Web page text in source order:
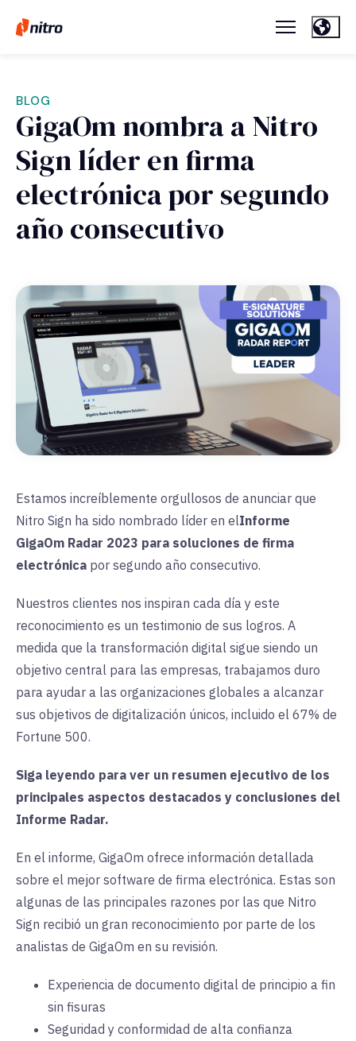
BLOG
GigaOm nombra a Nitro
Sign líder en firma
electrónica por segundo
año consecutivo
Estamos increíblemente orgullosos de anunciar que
Nitro Sign ha sido nombrado líder en elInforme
GigaOm Radar 2023 para soluciones de firma
electrónica por segundo año consecutivo.
Nuestros clientes nos inspiran cada día y este
reconocimiento es un testimonio de sus logros. A
medida que la transformación digital sigue siendo un
objetivo central para las empresas, trabajamos duro
para ayudar a las organizaciones globales a alcanzar
sus objetivos de digitalización únicos, incluido el 67% de
Fortune 500.
Siga leyendo para ver un resumen ejecutivo de los
principales aspectos destacados y conclusiones del
Informe Radar.
En el informe, GigaOm ofrece información detallada
sobre el mejor software de firma electrónica. Estas son
algunas de las principales razones por las que Nitro
Sign recibió un gran reconocimiento por parte de los
analistas de GigaOm en su revisión.
Experiencia de documento digital de principio a fin
sin fisuras
Seguridad y conformidad de alta confianza